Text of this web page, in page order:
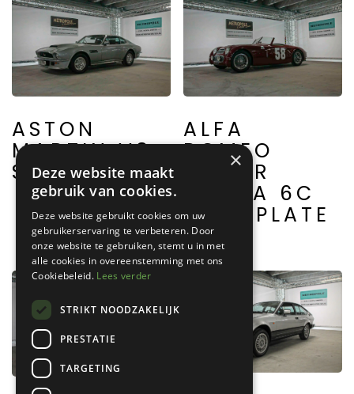
ASTON
MARTIN V8
SERIES 2
ALFA
ROMEO
SPIDER
CORSA 6C
2300 PLATE
×
Deze website maakt
gebruik van cookies.
Deze website gebruikt cookies om uw
gebruikerservaring te verbeteren. Door
onze website te gebruiken, stemt u in met
alle cookies in overeenstemming met ons
Cookiebeleid. Lees verder
STRIKT NOODZAKELIJK
PRESTATIE
TARGETING